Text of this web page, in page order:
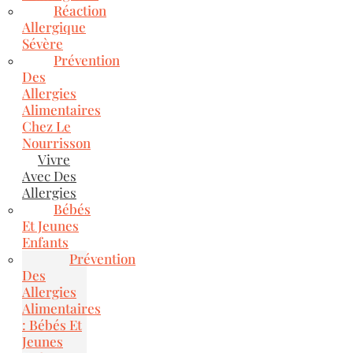
Réaction
Allergique
Sévère
Prévention
Des
Allergies
Alimentaires
Chez Le
Nourrisson
Vivre
Avec Des
Allergies
Bébés
Et Jeunes
Enfants
Prévention
Des
Allergies
Alimentaires
: Bébés Et
Jeunes